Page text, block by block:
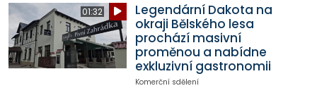
01:32
Legendární Dakota na
okraji Bělského lesa
prochází masivní
proměnou a nabídne
exkluzivní gastronomii
Komerční sdělení